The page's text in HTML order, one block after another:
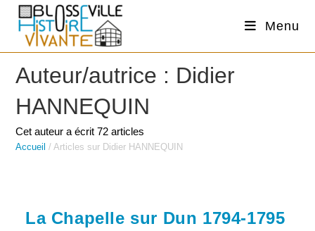
content
Menu
Auteur/autrice : Didier
HANNEQUIN
Cet auteur a écrit 72 articles
Accueil /Articles sur Didier HANNEQUIN
La Chapelle sur Dun 1794-1795